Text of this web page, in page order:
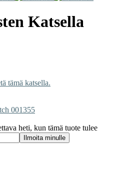
Katsella
tämä katsella.
001355
heti, kun tämä tuote tulee